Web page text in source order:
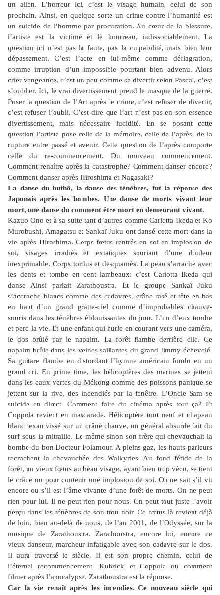
un alien. L’horreur ici, c’est le visage humain, celui de son
prochain. Ainsi, en quelque sorte un crime contre l’humanité est
un suicide de l’homme par procuration. Au cœur de la blessure,
l’artiste est la victime et le bourreau, indissociablement. La
question ici n’est pas la faute, pas la culpabilité, mais bien leur
dépassement. C’est l’acte en lui-même comme déflagration,
comme irruption d’un impossible pourtant bien advenu. Alors
crier vengeance, c’est un peu comme se divertir selon Pascal, c’est
s’oublier. Ici, le vrai divertissement prend le masque de la guerre.
Poser la question de l’Art après le crime, c’est refuser de divertir,
c’est refuser l’oubli. C’est dire que l’art n’est pas en son essence
divertissement, mais nécessaire lucidité. En se posant cette
question l’artiste pose celle de la mémoire, celle de l’après, de la
rupture entre passé et avenir. Cette question de l’après comporte
celle du re-commencement. Du nouveau commencement.
Comment renaître après la catastrophe? Comment danser encore?
Comment danser après Hiroshima et Nagasaki?
La danse du buthô, la danse des ténèbres, fut la réponse des
Japonais après les bombes. Une danse de morts vivant leur
mort, une danse du comment être mort en demeurant vivant.
Kazuo Ono et à sa suite tant d’autres comme Carlotta Ikeda et Ko
Murobushi, Amagatsu et Sankaï Juku ont dansé cette mort dans la
vie après Hiroshima. Corps-fœtus rentrés en soi en implosion de
soi, visages irradiés et extatiques souriant d’une douleur
inexprimable. Corps tordus et desquamés. La peau s’arrache avec
les dents et tombe en cent lambeaux: c’est Carlotta Ikeda qui
danse Ainsi parlait Zarathoustra. Et le groupe Sankaï Juku
s’accroche blancs comme des cadavres, crâne rasé et tête en bas
en haut d’un grand gratte-ciel comme d’improbables chauve-
souris dans les ténèbres éblouissantes du jour. L’un d’eux tombe
et perd la vie. Et une enfant qui hurle en courant vers une caméra,
le dos brûlé par le napalm. La forêt flambe derrière elle. Ce
napalm brûle dans les veines saillantes du grand Jimmy échevelé.
Sa guitare flambe en distordant l’hymne américain fondu en un
grand cri. En prime time, les hélicoptères des marines se jettent
dans les eaux vertes du Mékong comme des poissons panique se
jettent sur la rive, des incendiés par la fenêtre. L’Oncle Sam se
suicide en direct. Comment faire du cinéma après tout ça? Et
Coppola revient en mascarade. Hélicoptère tout neuf et chapeau
blanc texan vissé sur un crâne chauve, un général absurde fait du
surf sous la mitraille. Le même sinon son frère qui chevauchait la
bombe du bon Docteur Folamour. A pleins gaz, les hauts-parleurs
recrachent la chevauchée des Walkyries. Au fond fétide de la
forêt, un vieux fœtus au beau visage, ayant bien trop vécu, se tient
le crâne nu pour contenir une implosion de soi. On ne sait s’il vit
encore ou s’il est l’âme vivante d’une forêt de morts. On ne peut
rien pour lui. Il ne peut rien pour nous. On peut tout juste l’avoir
perçu dans les ténèbres de son trou noir. Ce fœtus-là revient déjà
de loin, bien au-delà de nous, de l’an 2001, de l’Odyssée, sur la
musique de Zarathoustra. Zarathoustra, encore lui, encore ce
vieux danseur, marcheur infatigable avec son cadavre sur le dos.
Il aura traversé le siècle. Il est son propre chemin, celui de
l’éternel recommencement. Kubrick et Coppola ou comment
filmer après l’apocalypse. Zarathoustra est la réponse.
Car la vie renaît après les incendies. Ce nouveau siècle qui